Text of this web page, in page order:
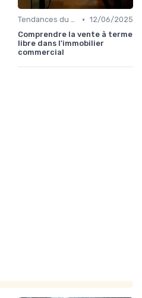
Tendances du Marché Immobilier Commercial • 12/06/2025
Comprendre la vente à terme
libre dans l'immobilier
commercial